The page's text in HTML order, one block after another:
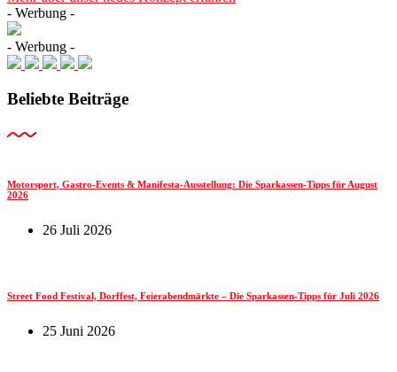
- Werbung -
- Werbung -
Beliebte Beiträge
Motorsport, Gastro-Events & Manifesta-Ausstellung: Die Sparkassen-Tipps für August
2026
26 Juli 2026
Street Food Festival, Dorffest, Feierabendmärkte – Die Sparkassen-Tipps für Juli 2026
25 Juni 2026